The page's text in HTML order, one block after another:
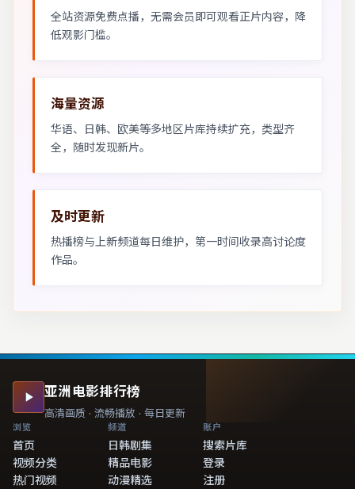
全站资源免费点播，无需会员即可观看正片内容，降
低观影门槛。
海量资源
华语、日韩、欧美等多地区片库持续扩充，类型齐
全，随时发现新片。
及时更新
热播榜与上新频道每日维护，第一时间收录高讨论度
作品。
亚洲电影排行榜
高清画质 · 流畅播放 · 每日更新
浏览
首页
视频分类
热门视频
频道
日韩剧集
精品电影
动漫精选
账户
搜索片库
登录
注册